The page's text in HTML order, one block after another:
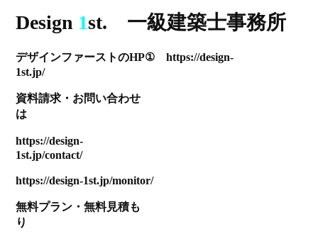
Design 1st. 一級建築士事務所
デザインファーストのHP① https://design-
1st.jp/
資料請求・ お問い合わせ
は
https://design-
1st.jp/contact/
https://design-1st.jp/monitor/
無料プラン ・無料見積も
り